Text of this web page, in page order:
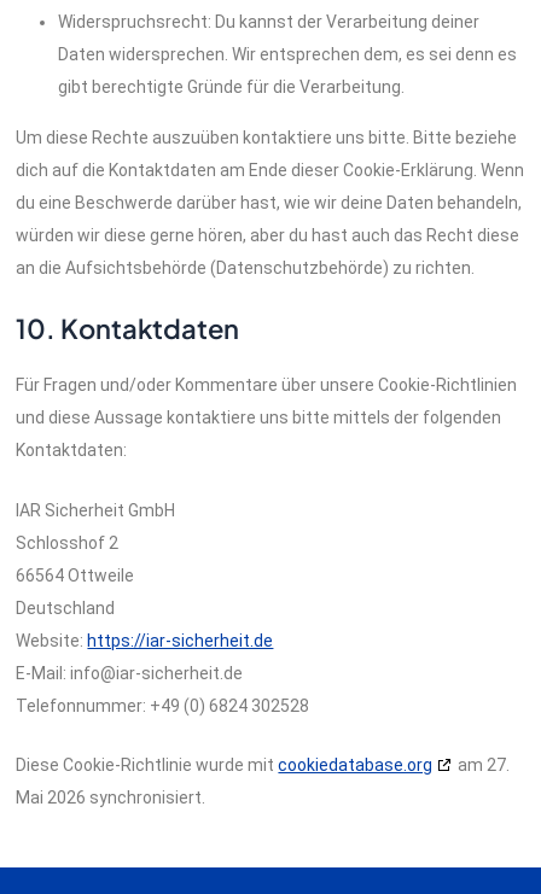
Widerspruchsrecht: Du kannst der Verarbeitung deiner
Daten widersprechen. Wir entsprechen dem, es sei denn es
gibt berechtigte Gründe für die Verarbeitung.
Um diese Rechte auszuüben kontaktiere uns bitte. Bitte beziehe
dich auf die Kontaktdaten am Ende dieser Cookie-Erklärung. Wenn
du eine Beschwerde darüber hast, wie wir deine Daten behandeln,
würden wir diese gerne hören, aber du hast auch das Recht diese
an die Aufsichtsbehörde (Datenschutzbehörde) zu richten.
10. Kontaktdaten
Für Fragen und/oder Kommentare über unsere Cookie-Richtlinien
und diese Aussage kontaktiere uns bitte mittels der folgenden
Kontaktdaten:
IAR Sicherheit GmbH
Schlosshof 2
66564 Ottweile
Deutschland
Website: https://iar-sicherheit.de
E-Mail:info@iar-sicherheit.de
Telefonnummer: +49 (0) 6824 302528
Diese Cookie-Richtlinie wurde mitcookiedatabase.org
am 27.
Mai 2026 synchronisiert.